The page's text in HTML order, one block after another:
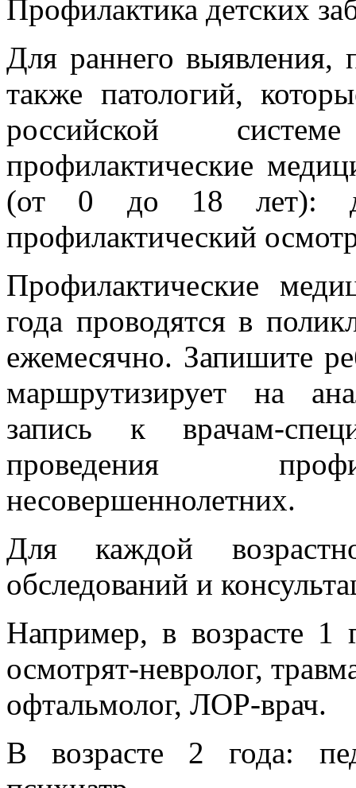
Профилактика детских
Для раннего выявления,
также патологий,
российской
профилактические
(от 0 до 18 лет):
профилактический
Профилактические
года проводятся в
ежемесячно. Запишите
маршрутизирует на
запись к врачам-
проведения
несовершеннолетних.
Для каждой
обследований и
Например, в возрасте 1
осмотрят-невролог,
офтальмолог, ЛОР-врач.
В возрасте 2 года: